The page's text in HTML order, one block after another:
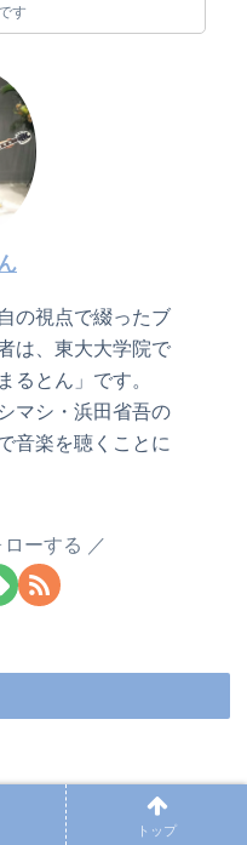
す
の視点で綴ったブ
は、東大大学院で
るとん」です。
マシ・浜田省吾の
音楽を聴くことに
ーする
トップ